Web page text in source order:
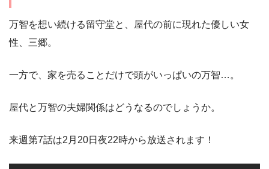
万智を想い続ける留守堂と、屋代の前に現れた優しい女
性、三郷。
一方で、家を売ることだけで頭がいっぱいの万智…。
屋代と万智の夫婦関係はどうなるのでしょうか。
来週第7話は2月20日夜22時から放送されます！